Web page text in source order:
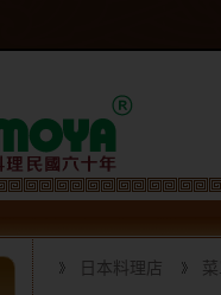
日本料理店